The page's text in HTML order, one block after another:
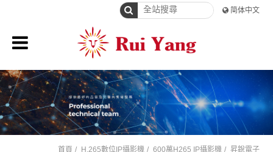
简体中文
首頁 H.265數位IP攝影機 600萬H265 IP攝影機 昇銳電子